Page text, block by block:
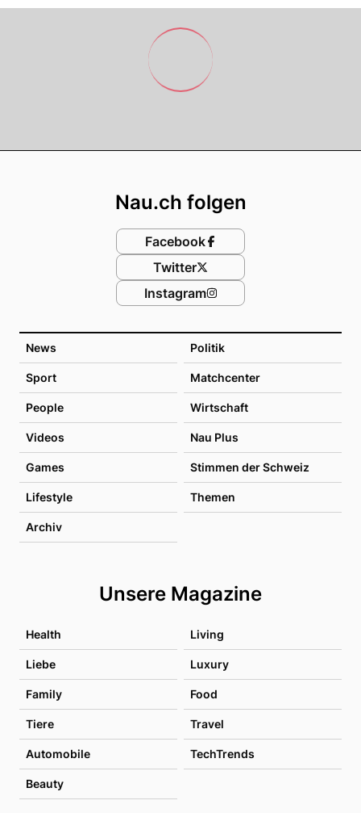
News Politik
Sport Matchcenter
People Wirtschaft
Videos Nau Plus
Games Stimmen der Schweiz
Lifestyle Themen
Archiv
Unsere Magazine
Health Living
Liebe Luxury
Family Food
Tiere Travel
Automobile TechTrends
Beauty
Nau.ch folgen
Facebook
Twitter
Instagram